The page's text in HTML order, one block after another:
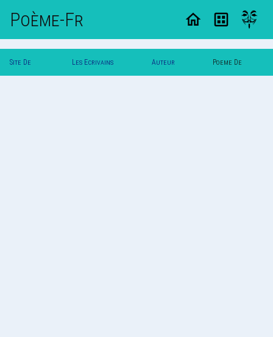
Poème-Fr
Site De Les Ecrivains Auteur Poeme De